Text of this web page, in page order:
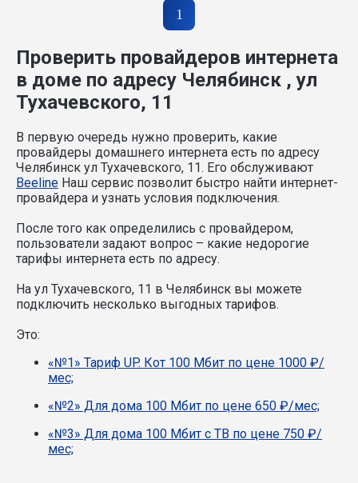
1
Проверить провайдеров интернета
в доме по адресу Челябинск , ул
Тухачевского, 11
В первую очередь нужно проверить, какие
провайдеры домашнего интернета есть по адресу
Челябинск ул Тухачевского, 11. Его обслуживают
Beeline Наш сервис позволит быстро найти интернет-
провайдера и узнать условия подключения.
После того как определились с провайдером,
пользователи задают вопрос – какие недорогие
тарифы интернета есть по адресу.
На ул Тухачевского, 11 в Челябинск вы можете
подключить несколько выгодных тарифов.
Это:
«№1» Тариф UP. Кот 100 Мбит по цене 1000 ₽/
мес;
«№2» Для дома 100 Мбит по цене 650 ₽/мес;
«№3» Для дома 100 Мбит с ТВ по цене 750 ₽/
мес;